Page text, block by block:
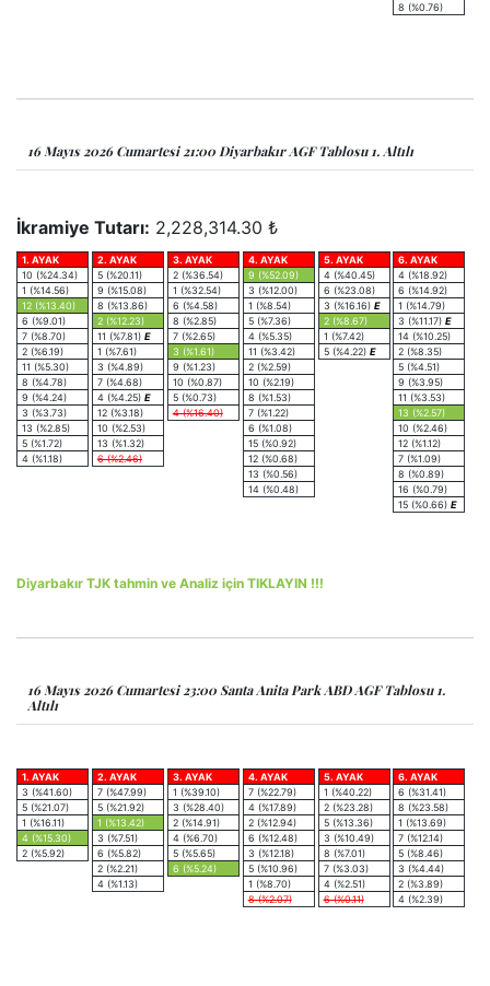
8 (%0.76)
16 Mayıs 2026 Cumartesi 21:00 Diyarbakır AGF Tablosu 1. Altılı
İkramiye Tutarı: 2,228,314.30 ₺
1. AYAK
10 (%24.34)
1 (%14.56)
12 (%13.40)
6 (%9.01)
7 (%8.70)
2 (%6.19)
11 (%5.30)
8 (%4.78)
9 (%4.24)
3 (%3.73)
13 (%2.85)
5 (%1.72)
4 (%1.18)
2. AYAK
5 (%20.11)
9 (%15.08)
8 (%13.86)
2 (%12.23)
11 (%7.81) E
1 (%7.61)
3 (%4.89)
7 (%4.68)
4 (%4.25) E
12 (%3.18)
10 (%2.53)
13 (%1.32)
6 (%2.46)
3. AYAK
2 (%36.54)
1 (%32.54)
6 (%4.58)
8 (%2.85)
7 (%2.65)
3 (%1.61)
9 (%1.23)
10 (%0.87)
5 (%0.73)
4 (%16.40)
4. AYAK
9 (%52.09)
3 (%12.00)
1 (%8.54)
5 (%7.36)
4 (%5.35)
11 (%3.42)
2 (%2.59)
10 (%2.19)
8 (%1.53)
7 (%1.22)
6 (%1.08)
15 (%0.92)
12 (%0.68)
13 (%0.56)
14 (%0.48)
5. AYAK
4 (%40.45)
6 (%23.08)
3 (%16.16) E
2 (%8.67)
1 (%7.42)
5 (%4.22) E
6. AYAK
4 (%18.92)
6 (%14.92)
1 (%14.79)
3 (%11.17) E
14 (%10.25)
2 (%8.35)
5 (%4.51)
9 (%3.95)
11 (%3.53)
13 (%2.57)
10 (%2.46)
12 (%1.12)
7 (%1.09)
8 (%0.89)
16 (%0.79)
15 (%0.66) E
Diyarbakır TJK tahmin ve Analiz için TIKLAYIN !!!
16 Mayıs 2026 Cumartesi 23:00 Santa Anita Park ABD AGF Tablosu 1.
Altılı
1. AYAK
3 (%41.60)
5 (%21.07)
1 (%16.11)
4 (%15.30)
2 (%5.92)
2. AYAK
7 (%47.99)
5 (%21.92)
1 (%13.42)
3 (%7.51)
6 (%5.82)
2 (%2.21)
4 (%1.13)
3. AYAK
1 (%39.10)
3 (%28.40)
2 (%14.91)
4 (%6.70)
5 (%5.65)
6 (%5.24)
4. AYAK
7 (%22.79)
4 (%17.89)
2 (%12.94)
6 (%12.48)
3 (%12.18)
5 (%10.96)
1 (%8.70)
8 (%2.07)
5. AYAK
1 (%40.22)
2 (%23.28)
5 (%13.36)
3 (%10.49)
8 (%7.01)
7 (%3.03)
4 (%2.51)
6 (%0.11)
6. AYAK
6 (%31.41)
8 (%23.58)
1 (%13.69)
7 (%12.14)
5 (%8.46)
3 (%4.44)
2 (%3.89)
4 (%2.39)